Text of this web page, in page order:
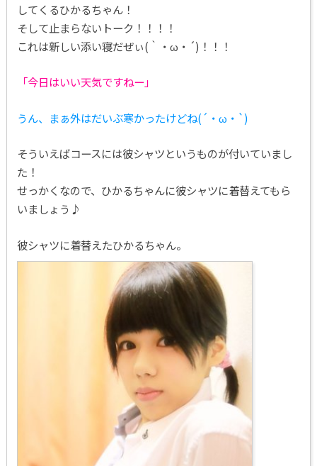
してくるひかるちゃん！
そして止まらないトーク！！！！
これは新しい添い寝だぜぃ(｀・ω・´)！！！
「今日はいい天気ですねー」
うん、まぁ外はだいぶ寒かったけどね(´・ω・`)
そういえばコースには彼シャツというものが付いていまし
た！
せっかくなので、ひかるちゃんに彼シャツに着替えてもら
いましょう♪
彼シャツに着替えたひかるちゃん。